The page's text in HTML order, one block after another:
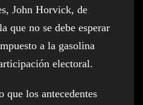
John Horvick, de
que no se debe esperar
a la gasolina
electoral.
que los antecedentes